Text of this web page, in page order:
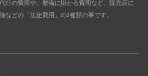
行の費用や、整備に掛かる費用など、販売店に
どの「法定費用」の2種類の事です。